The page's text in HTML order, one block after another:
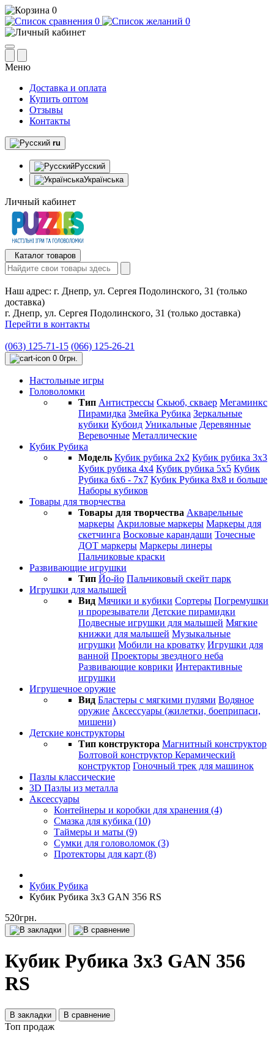
0
0
0
Меню
Доставка и оплата
Купить оптом
Отзывы
Контакты
ru
Русский
Українська
Личный кабинет
Каталог товаров
Наш адрес: г. Днепр, ул. Сергея Подолинского, 31 (только
доставка)
г. Днепр, ул. Сергея Подолинского, 31 (только доставка)
Перейти в контакты
(063) 125-71-15 (066) 125-26-21
0 0грн.
Настольные игры
Головоломки
Тип Антистресcы Cкьюб, скваер Мегаминкс
Пирамидка Змейка Рубика Зеркальные
кубики Кубоид Уникальные Деревянные
Веревочные Металлические
Кубик Рубика
Модель Кубик рубика 2х2 Кубик рубика 3х3
Кубик рубика 4х4 Кубик рубика 5х5 Кубик
Рубика 6х6 - 7х7 Кубик Рубика 8х8 и больше
Наборы кубиков
Товары для творчества
Товары для творчества Акварельные
маркеры Акриловые маркеры Маркеры для
скетчинга Восковые карандаши Точесные
ДОТ маркеры Маркеры линеры
Пальчиковые краски
Развивающие игрушки
Тип Йо-йо Пальчиковый скейт парк
Игрушки для малышей
Вид Мячики и кубики Сортеры Погремушки
и прорезыватели Детские пирамидки
Подвесные игрушки для малышей Мягкие
книжки для малышей Музыкальные
игрушки Мобили на кроватку Игрушки для
ванной Проекторы звездного неба
Развивающие коврики Интерактивные
игрушки
Игрушечное оружие
Вид Бластеры с мягкими пулями Водяное
оружие Аксессуары (жилетки, боеприпаси,
мишени)
Детские конструкторы
Тип конструктора Магнитный конструктор
Болтовой конструктор Керамический
конструктор Гоночный трек для машинок
Пазлы классические
3D Пазлы из металла
Аксессуары
Контейнеры и коробки для хранения (4)
Смазка для кубика (10)
Таймеры и маты (9)
Сумки для головоломок (3)
Протекторы для карт (8)
Кубик Рубика
Кубик Рубика 3х3 GAN 356 RS
520грн.
Кубик Рубика 3х3 GAN 356
RS
В закладки В сравнение
Топ продаж